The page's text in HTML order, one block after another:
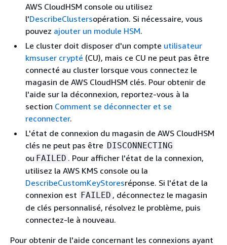
AWS CloudHSM console ou utilisez
l'DescribeClustersopération. Si nécessaire, vous
pouvez ajouter un module HSM.
Le cluster doit disposer d'un compte utilisateur
kmsuser crypté (CU), mais ce CU ne peut pas être
connecté au cluster lorsque vous connectez le
magasin de AWS CloudHSM clés. Pour obtenir de
l'aide sur la déconnexion, reportez-vous à la
section Comment se déconnecter et se
reconnecter.
L'état de connexion du magasin de AWS CloudHSM
clés ne peut pas être DISCONNECTING
ou FAILED . Pour afficher l'état de la connexion,
utilisez la AWS KMS console ou la
DescribeCustomKeyStoresréponse. Si l'état de la
connexion est FAILED , déconnectez le magasin
de clés personnalisé, résolvez le problème, puis
connectez-le à nouveau.
Pour obtenir de l'aide concernant les connexions ayant